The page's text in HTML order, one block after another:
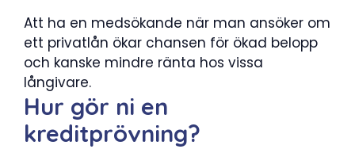
Att ha en medsökande när man ansöker om
ett privatlån ökar chansen för ökad belopp
och kanske mindre ränta hos vissa
långivare.
Hur gör ni en
kreditprövning?